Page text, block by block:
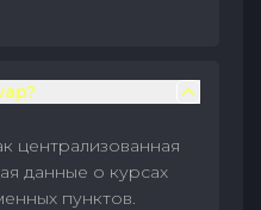
централизованная
данные о курсах
пунктов.